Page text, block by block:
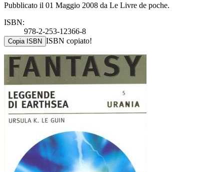
Pubblicato il 01 Maggio 2008 da Le Livre de poche.
ISBN:
978-2-253-12366-8
Copia ISBN ISBN copiato!